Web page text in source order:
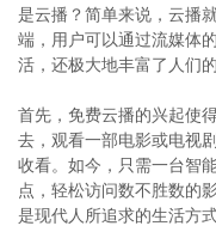
是云播？简单来说，云播
端，用户可以通过流媒体
活，还极大地丰富了人们
首先，免费云播的兴起使
去，观看一部电影或电视
收看。如今，只需一台智
点，轻松访问数不胜数的
是现代人所追求的生活方式